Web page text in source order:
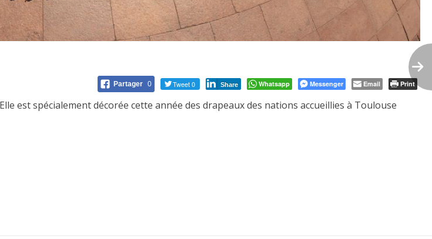
Partager 0 Tweet 0 Share Whatsapp Messenger Email Print
est spécialement décorée cette année des drapeaux des nations accueillies à Toulouse